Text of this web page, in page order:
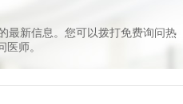
最新信息。您可以拨打免费询问热
医师。